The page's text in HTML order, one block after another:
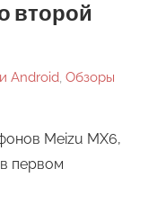
второй
Android Обзоры
Meizu MX6,
первом